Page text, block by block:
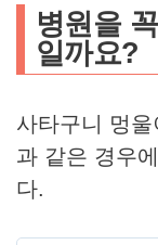
병원을
일까요?
사타구니 멍
과 같은 경우
다.